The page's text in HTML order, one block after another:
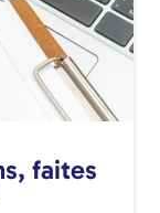
faites